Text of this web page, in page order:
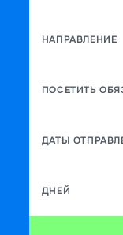
НАПРАВЛЕНИЕ
ПОСЕТИТЬ
ДАТЫ
ДНЕЙ